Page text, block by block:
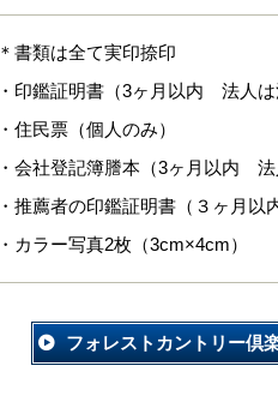
＊書類は全て実印捺印
・印鑑証明書（3ヶ月以内 法人
・住民票（個人のみ）
・会社登記簿謄本（3ヶ月以内
・推薦者の印鑑証明書（３ヶ月以
・カラー写真2枚（3cm×4cm）
フォレストカントリー倶